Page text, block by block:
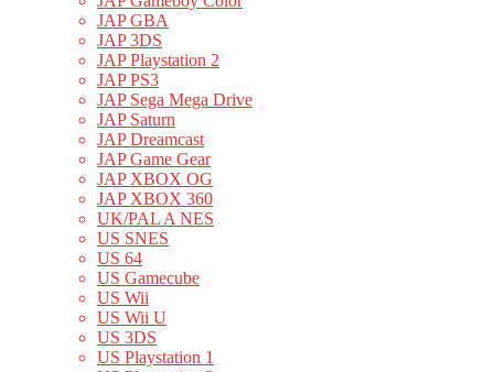
JAP GBA
JAP 3DS
JAP Playstation 2
JAP PS3
JAP Sega Mega Drive
JAP Saturn
JAP Dreamcast
JAP Game Gear
JAP XBOX OG
JAP XBOX 360
UK/PAL A NES
US SNES
US 64
US Gamecube
US Wii
US Wii U
US 3DS
US Playstation 1